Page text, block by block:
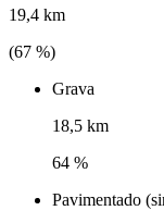
19,4 km
(67 %)
Grava
18,5 km
64 %
Pavimentado